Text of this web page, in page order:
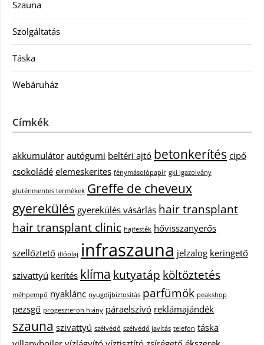
Szauna
Szolgáltatás
Táska
Webáruház
Címkék
akkumulátor autógumi beltéri ajtó betonkerítés cipő
csokoládé elemeskerites fénymásolópapír gki igazolvány
gluténmentes termékek Greffe de cheveux
gyerekülés gyerekülés vásárlás hair transplant
hair transplant clinic hajfesték hővisszanyerős
szellőztető illóolaj infraszauna jelzalog keringető
szivattyú kerítés klíma kutyatáp költöztetés
méhpempő nyaklánc nyugdíjbiztosítás parfümök peakshop
pezsgő progeszteron hiány páraelszívó reklámajándék
szauna szivattyú szélvédő szélvédő javítás telefon táska